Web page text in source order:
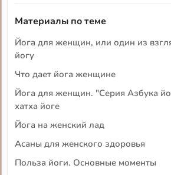
Материалы по теме
Йога для женщин, или один из
йогу
Что дает йога женщине
Йога для женщин. "Серия Азбука
хатха йоге
Йога на женский лад
Асаны для женского здоровья
Польза йоги. Основные моменты